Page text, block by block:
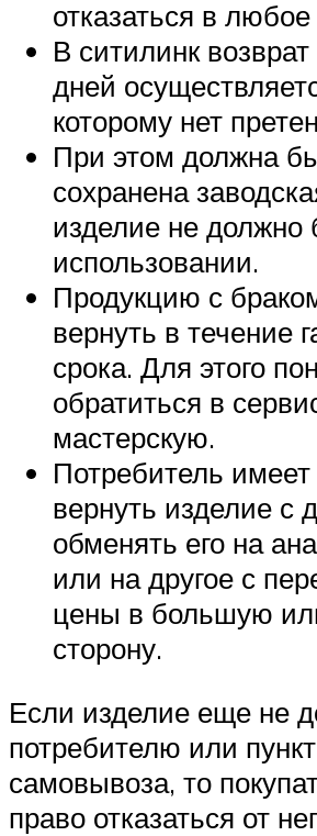
отказаться в
В ситилинк
дней
которому нет
При этом должна
сохранена
изделие не должно
использовании.
Продукцию с
вернуть в течение
срока. Для этого
обратиться в
мастерскую.
Потребитель
вернуть изделие с
обменять его на
или на другое с
цены в большую
сторону.
Если изделие еще не
потребителю или пункт
самовывоза, то
право отказаться от